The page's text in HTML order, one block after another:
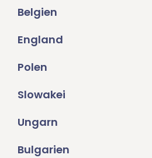
Belgien
England
Polen
Slowakei
Ungarn
Bulgarien